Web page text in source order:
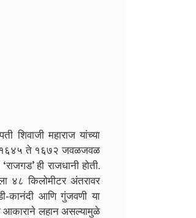
शिवाजी महाराज यांच्या
१६४५ ते १६७२ जवळजवळ
ही राजधानी होती.
४८ किलोमीटर अंतरावर
कानंदी आणि गुंजवणी या
आकाराने लहान असल्यामुळे